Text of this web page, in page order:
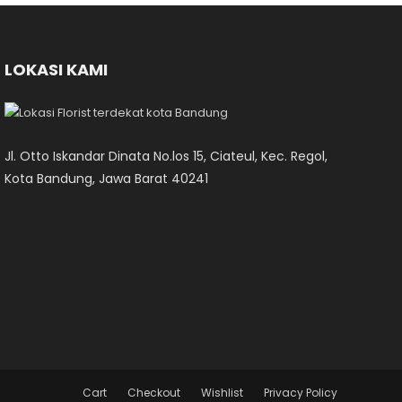
LOKASI KAMI
Jl. Otto Iskandar Dinata No.los 15, Ciateul, Kec. Regol,
Kota Bandung, Jawa Barat 40241
Cart Checkout Wishlist Privacy Policy